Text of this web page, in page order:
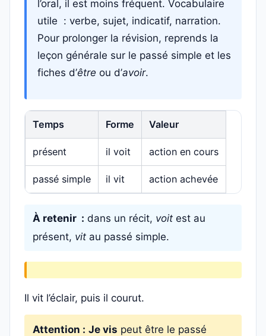
l’oral, il est moins fréquent. Vocabulaire
utile : verbe, sujet, indicatif, narration.
Pour prolonger la révision, reprends la
leçon générale sur le passé simple et les
fiches d’être ou d’avoir.
Temps Forme Valeur
présent il voit action en cours
passé simple il vit action achevée
À retenir : dans un récit, voit est au
présent, vit au passé simple.
Il vit l’éclair, puis il courut.
Attention : Je vis peut être le passé